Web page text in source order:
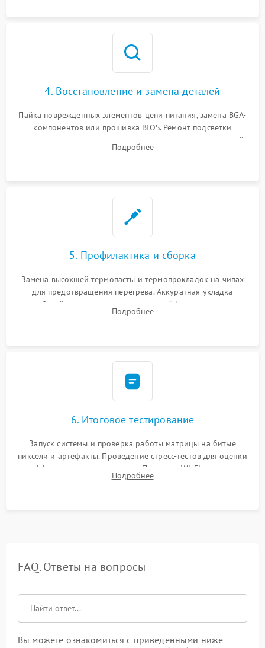
4. Восстановление и замена деталей
Пайка поврежденных элементов цепи питания, замена BGA-
компонентов или прошивка BIOS. Ремонт подсветки
матрицы, замена неисправного накопителя на скоростной
SSD или установка новых модулей памяти.
Подробнее
5. Профилактика и сборка
Замена высохшей термопасты и термопрокладок на чипах
для предотвращения перегрева. Аккуратная укладка
кабелей, подключение хрупких шлейфов матрицы и
надежная фиксация всех элементов внутри корпуса
Подробнее
6. Итоговое тестирование
Запуск системы и проверка работы матрицы на битые
пиксели и артефакты. Проведение стресс-тестов для оценки
эффективности охлаждения. Проверка Wi-Fi, камеры,
микрофона и всех портов перед выдачей устройства.
Подробнее
FAQ. Ответы на вопросы
Вы можете ознакомиться с приведенными ниже